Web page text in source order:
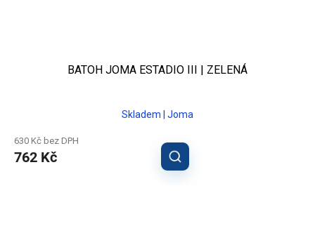
BATOH JOMA ESTADIO III | ZELENÁ
Skladem | Joma
630 Kč bez DPH
762 Kč